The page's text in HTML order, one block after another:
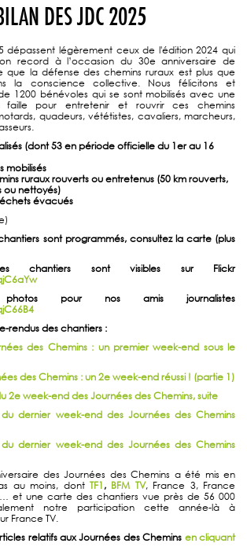
DES JDC 2025
dépassent légèrement ceux de l'édition 2024 qui
record à l’occasion du 30e anniversaire de
que la défense des chemins ruraux est plus que
la conscience collective. Nous félicitons et
1200 bénévoles qui se sont mobilisés avec une
faille pour entretenir et rouvrir ces chemins
quadeurs, vététistes, cavaliers, marcheurs,
(dont 53 en période officielle du 1er au 16
mobilisés
ruraux rouverts ou entretenus (50 km rouverts,
ou nettoyés)
évacués
sont programmés, consultez la carte (plus
chantiers sont visibles sur Flickr
pour nos amis journalistes
rendus des chantiers :
des Chemins : un premier week-end sous le
des Chemins : un 2e week-end réussi ! (partie 1)
2e week-end des Journées des Chemins, suite
dernier week-end des Journées des Chemins
dernier week-end des Journées des Chemins
des Journées des Chemins a été mis en
au moins, dont TF1, BFM TV, France 3, France
et une carte des chantiers vue près de 56 000
notre participation cette année-là à
France TV.
relatifs aux Journées des Chemins en cliquant